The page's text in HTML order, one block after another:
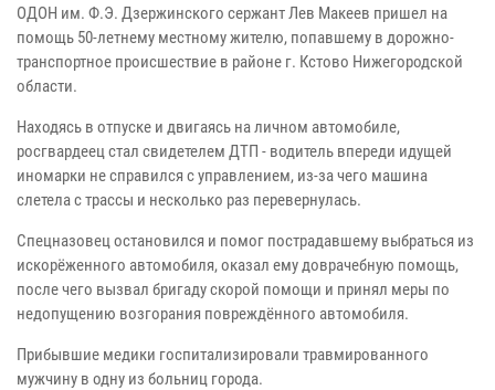
ОДОН им. Ф.Э. Дзержинского сержант Лев Макеев пришел на
помощь 50-летнему местному жителю, попавшему в дорожно-
транспортное происшествие в районе г. Кстово Нижегородской
области.
Находясь в отпуске и двигаясь на личном автомобиле,
росгвардеец стал свидетелем ДТП - водитель впереди идущей
иномарки не справился с управлением, из-за чего машина
слетела с трассы и несколько раз перевернулась.
Спецназовец остановился и помог пострадавшему выбраться из
искорёженного автомобиля, оказал ему доврачебную помощь,
после чего вызвал бригаду скорой помощи и принял меры по
недопущению возгорания повреждённого автомобиля.
Прибывшие медики госпитализировали травмированного
мужчину в одну из больниц города.